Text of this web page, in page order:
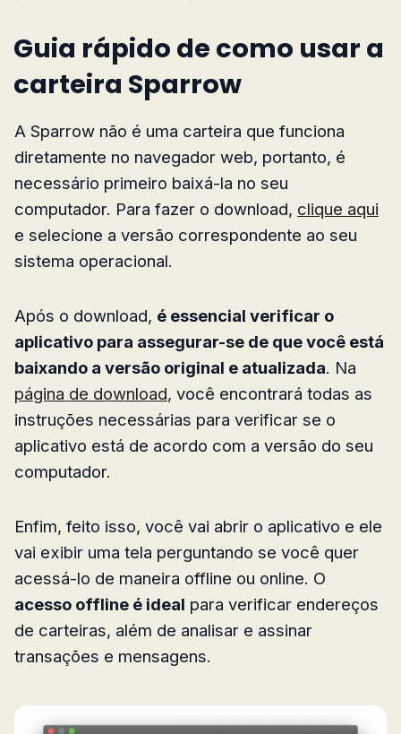
Guia rápido de como usar a
carteira Sparrow
A Sparrow não é uma carteira que funciona
diretamente no navegador web, portanto, é
necessário primeiro baixá-la no seu
computador. Para fazer o download, clique aqui
e selecione a versão correspondente ao seu
sistema operacional.
Após o download, é essencial verificar o
aplicativo para assegurar-se de que você está
baixando a versão original e atualizada. Na
página de download, você encontrará todas as
instruções necessárias para verificar se o
aplicativo está de acordo com a versão do seu
computador.
Enfim, feito isso, você vai abrir o aplicativo e ele
vai exibir uma tela perguntando se você quer
acessá-lo de maneira offline ou online. O
acesso offline é ideal para verificar endereços
de carteiras, além de analisar e assinar
transações e mensagens.